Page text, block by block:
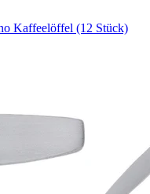
Kaffeelöffel (12 Stück)